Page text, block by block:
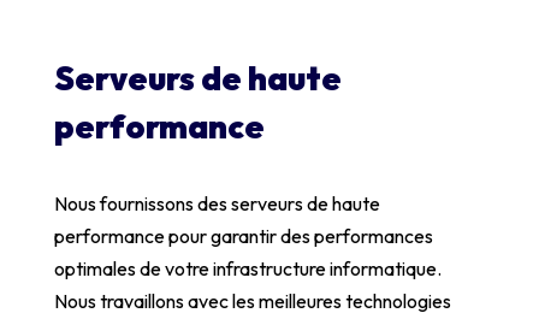
Serveurs de haute
performance
Nous fournissons des serveurs de haute
performance pour garantir des performances
optimales de votre infrastructure informatique.
Nous travaillons avec les meilleures technologies